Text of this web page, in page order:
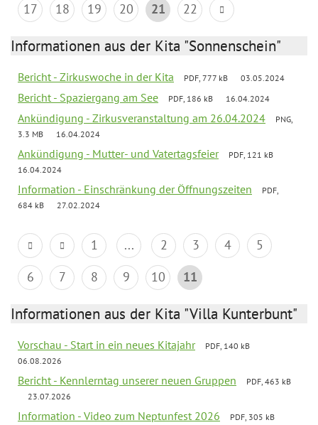
17
18 19 20 21 22
Informationen aus der Kita "Sonnenschein"
Bericht - Zirkuswoche in der Kita PDF, 777 kB 03.05.2024
Bericht - Spaziergang am See PDF, 186 kB 16.04.2024
Ankündigung - Zirkusveranstaltung am 26.04.2024
PNG,
3.3 MB
16.04.2024
Ankündigung - Mutter- und Vatertagsfeier
PDF, 121 kB
16.04.2024
Information - Einschränkung der Öffnungszeiten
PDF,
684 kB
27.02.2024
1 ... 2 3 4
5
6
7 8 9 10 11
Informationen aus der Kita "Villa Kunterbunt"
Vorschau - Start in ein neues Kitajahr
PDF, 140 kB
06.08.2026
Bericht - Kennlerntag unserer neuen Gruppen
PDF, 463 kB
23.07.2026
Information - Video zum Neptunfest 2026 PDF, 305 kB